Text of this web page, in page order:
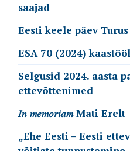
saajad
Eesti keele päev
ESA 70 (2024)
Selgusid 2024. aasta
ettevõttenimed
𝐼𝑛 𝑚𝑒𝑚𝑜𝑟𝑖𝑎𝑚 Mati Erelt
„Ehe Eesti – Eesti